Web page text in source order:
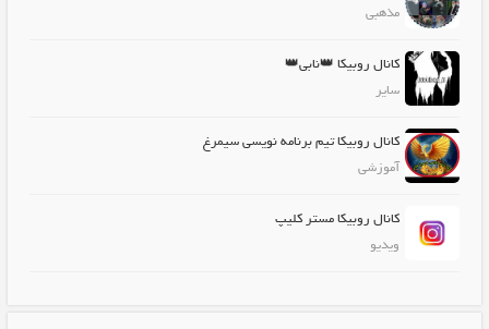
مذهبی
کانال روبیکا 👑نابی👑
سایر
کانال روبیکا تیم برنامه نویسی سیمرغ
آموزشی
کانال روبیکا مستر کلیپ
ویدیو